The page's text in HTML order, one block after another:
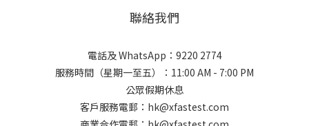
聯絡我們
電話及 WhatsApp：9220 2774
服務時間（星期一至五）：11:00 AM - 7:00 PM
公眾假期休息
客戶服務電郵：hk@xfastest.com